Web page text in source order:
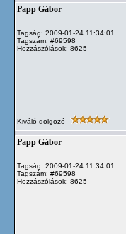
Papp Gábor
Tagság: 2009-01-24 11:34:01
Tagszám: #69598
Hozzászólások: 8625
Kiváló dolgozó
Papp Gábor
Tagság: 2009-01-24 11:34:01
Tagszám: #69598
Hozzászólások: 8625